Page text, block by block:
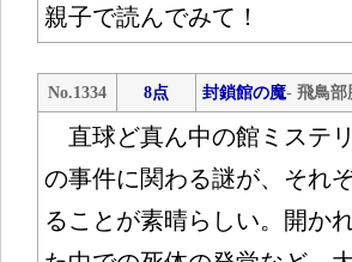
親子で読んでみて！
No.1334 8点 封鎖館の魔- 飛鳥部
直球ど真ん中の館ミステ
の事件に関わる謎が、それ
ることが素晴らしい。開か